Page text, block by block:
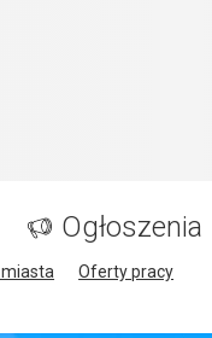
Ogłoszenia
Oferty pracy